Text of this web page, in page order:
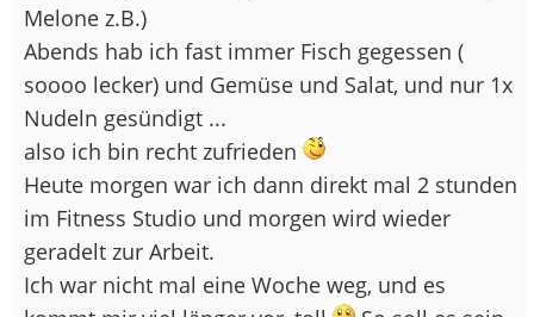
Melone z.B.)
Abends hab ich fast immer Fisch gegessen (
soooo lecker) und Gemüse und Salat, und nur 1x
Nudeln gesündigt ...
also ich bin recht zufrieden
Heute morgen war ich dann direkt mal 2 stunden
im Fitness Studio und morgen wird wieder
geradelt zur Arbeit.
Ich war nicht mal eine Woche weg, und es